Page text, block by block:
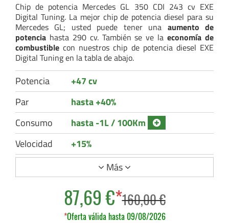
Chip de potencia Mercedes GL 350 CDI 243 cv EXE
Digital Tuning. La mejor chip de potencia diesel para su
Mercedes GL; usted puede tener una aumento de
potencia hasta 290 cv. También se ve laeconomía de
combustiblecon nuestros chip de potencia diesel EXE
Digital Tuning en la tabla de abajo.
Potencia
+47 cv
Par
hasta +40%
Consumo
hasta -1L / 100Km
Velocidad
+15%
Más
87,69 €*160,00 €
*Oferta válida hasta 09/08/2026